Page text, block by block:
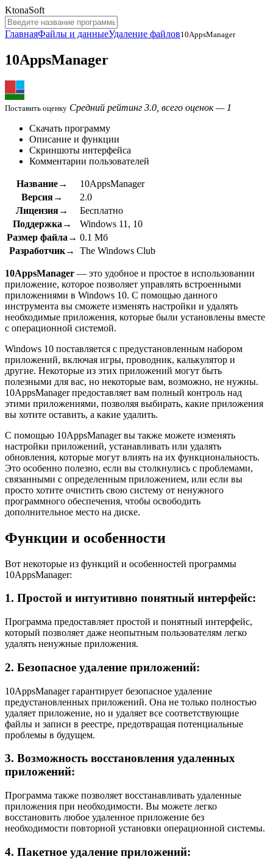
KtonaSoft
ГлавнаяФайлы и данныеУдаление файлов10AppsManager
10AppsManager
Поставить оценку Средний рейтинг 3.0, всего оценок — 1
Скачать программу
Описание и функции
Скриншоты интерфейса
Комментарии пользователей
Название→
10AppsManager
Версия→
2.0
Лицензия→
Бесплатно
Поддержка→
Windows 11, 10
Размер файла→ 0.1 Мб
Разработчик→
The Windows Club
10AppsManager — это удобное и простое в использовании
приложение, которое позволяет управлять встроенными
приложениями в Windows 10. С помощью данного
инструмента вы сможете изменять настройки и удалять
необходимые приложения, которые были установлены вместе
с операционной системой.
Windows 10 поставляется с предустановленным набором
приложений, включая игры, проводник, калькулятор и
другие. Некоторые из этих приложений могут быть
полезными для вас, но некоторые вам, возможно, не нужны.
10AppsManager предоставляет вам полный контроль над
этими приложениями, позволяя выбирать, какие приложения
вы хотите оставить, а какие удалить.
С помощью 10AppsManager вы также можете изменять
настройки приложений, устанавливать или удалять
обновления, которые могут влиять на их функциональность.
Это особенно полезно, если вы столкнулись с проблемами,
связанными с определенным приложением, или если вы
просто хотите очистить свою систему от ненужного
программного обеспечения, чтобы освободить
дополнительное место на диске.
Функции и особенности
Вот некоторые из функций и особенностей программы
10AppsManager:
1. Простой и интуитивно понятный интерфейс:
Программа предоставляет простой и понятный интерфейс,
который позволяет даже неопытным пользователям легко
удалять ненужные приложения.
2. Безопасное удаление приложений:
10AppsManager гарантирует безопасное удаление
предустановленных приложений. Она не только полностью
удаляет приложение, но и удаляет все соответствующие
файлы и записи в реестре, предотвращая потенциальные
проблемы в будущем.
3. Возможность восстановления удаленных
приложений:
Программа также позволяет восстанавливать удаленные
приложения при необходимости. Вы можете легко
восстановить любое удаленное приложение без
необходимости повторной установки операционной системы.
4. Пакетное удаление приложений: